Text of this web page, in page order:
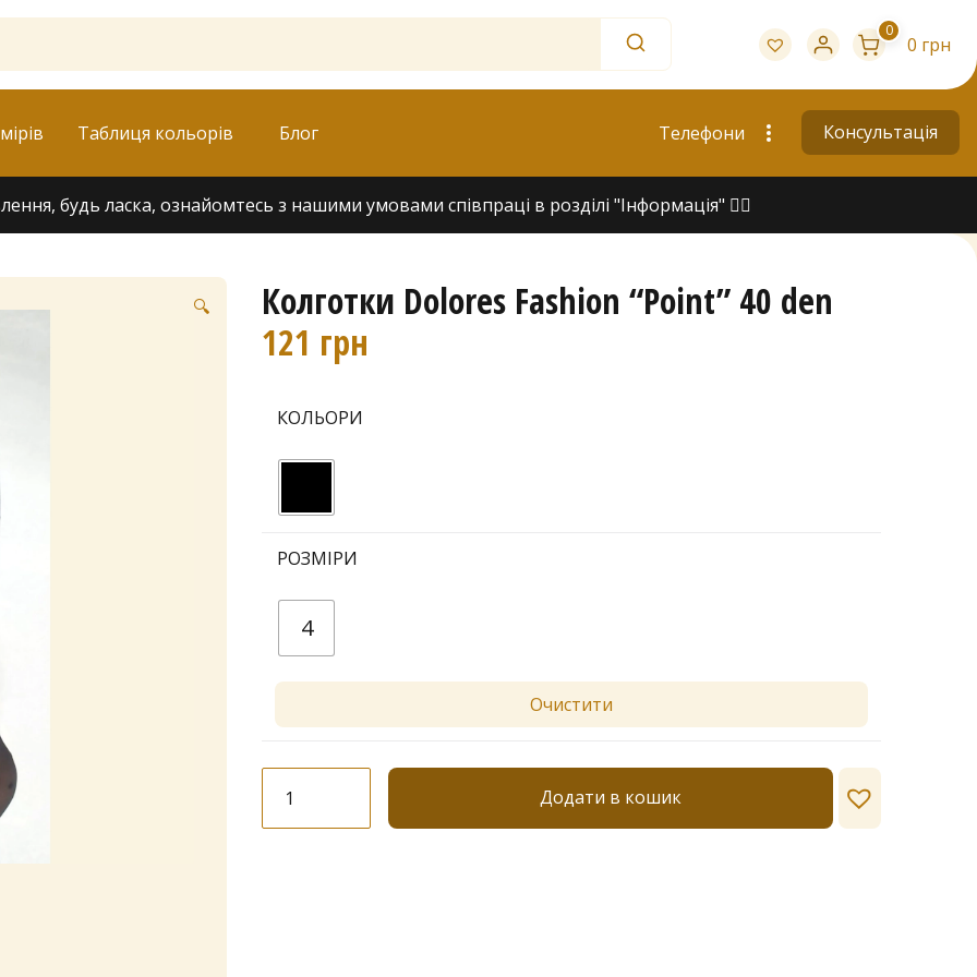
0
0 грн
Таблиця кольорів Блог Телефони Консультація
будь ласка, ознайомтесь з нашими умовами співпраці в розділі "Інформація" 👇🏻
🔍
Колготки Dolores Fashion “Point” 40 den
121 грн
КОЛЬОРИ
РОЗМІРИ
4
Очистити
Dolores
Fashion
Додати в кошик